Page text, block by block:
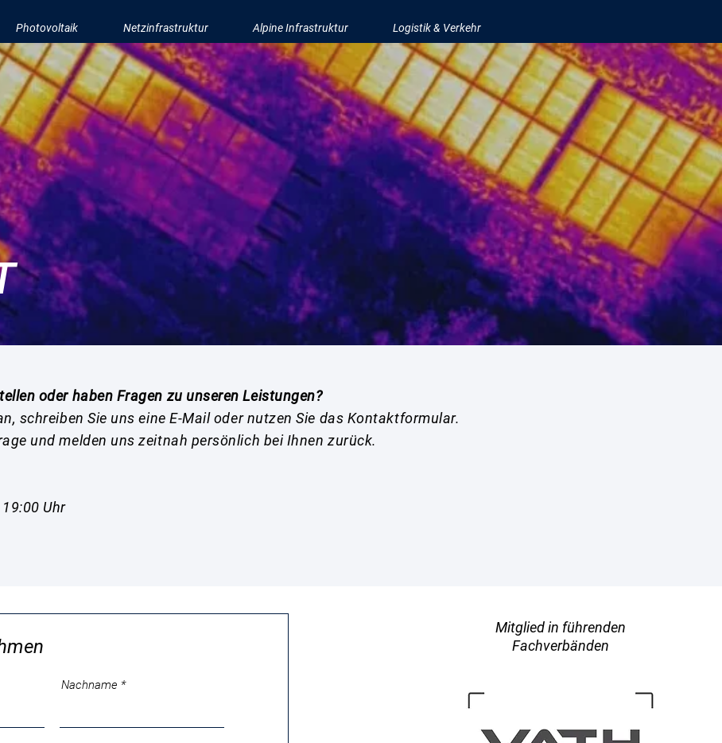
Photovoltaik Netzinfrastruktur Alpine Infrastruktur Logistik & Verkehr
oder haben Fragen zu unseren Leistungen?
schreiben Sie uns eine E-Mail oder nutzen Sie das Kontaktformular.
und melden uns zeitnah persönlich bei Ihnen zurück.
Uhr
Nachname
Mitglied in führenden
Fachverbänden